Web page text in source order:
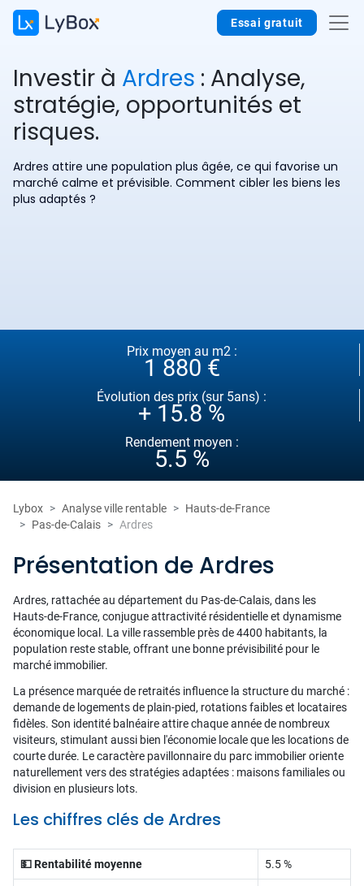
Essai gratuit
Investir à Ardres : Analyse,
stratégie, opportunités et
risques.
Ardres attire une population plus âgée, ce qui favorise un
marché calme et prévisible. Comment cibler les biens les
plus adaptés ?
Prix moyen au m2 :
1 880 €
Évolution des prix (sur 5ans) :
+ 15.8 %
Rendement moyen :
5.5 %
Lybox Analyse ville rentable
Hauts-de-France
Pas-de-Calais
Ardres
Présentation de Ardres
Ardres, rattachée au département du Pas-de-Calais, dans les
Hauts-de-France, conjugue attractivité résidentielle et dynamisme
économique local. La ville rassemble près de 4400 habitants, la
population reste stable, offrant une bonne prévisibilité pour le
marché immobilier.
La présence marquée de retraités influence la structure du marché :
demande de logements de plain-pied, rotations faibles et locataires
fidèles. Son identité balnéaire attire chaque année de nombreux
visiteurs, stimulant aussi bien l'économie locale que les locations de
courte durée. Le caractère pavillonnaire du parc immobilier oriente
naturellement vers des stratégies adaptées : maisons familiales ou
division en plusieurs lots.
Les chiffres clés de Ardres
💵 Rentabilité moyenne 5.5 %